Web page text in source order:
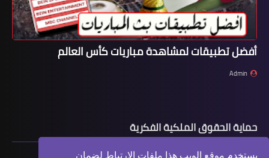
يستخدم موقع الويب هذا ملفات الإرتباط لضمان
أفضل تطبيقات لمشاهدة مباريات كأس العالم
Admin
حماية الحقوق الملكية الفكرية